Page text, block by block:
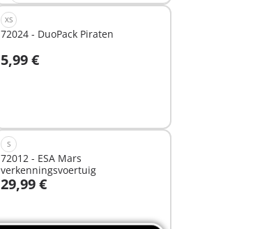
XS
72024 - DuoPack Piraten
5,99 €
In winkelwagen
S
72012 - ESA Mars
verkenningsvoertuig
29,99 €
In winkelwagen